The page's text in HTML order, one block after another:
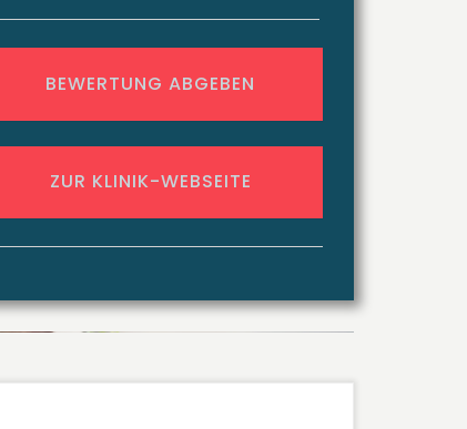
BEWERTUNG ABGEBEN
ZUR KLINIK-WEBSEITE